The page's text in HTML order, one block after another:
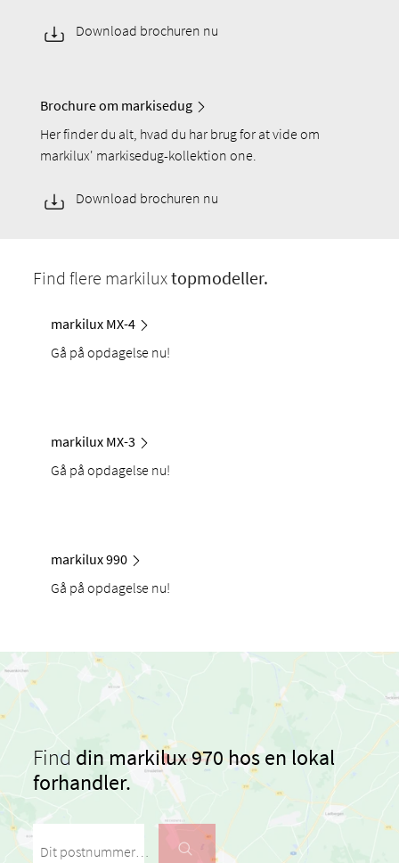
Download brochuren nu
Brochure om markisedug
Her finder du alt, hvad du har brug for at vide om
markilux' markisedug-kollektion one.
Download brochuren nu
Find flere markiluxtopmodeller.
markilux MX-4
Gå på opdagelse nu!
markilux MX-3
Gå på opdagelse nu!
markilux 990
Gå på opdagelse nu!
Find din markilux 970 hos en lokal
forhandler.
Dit postnummer / din by